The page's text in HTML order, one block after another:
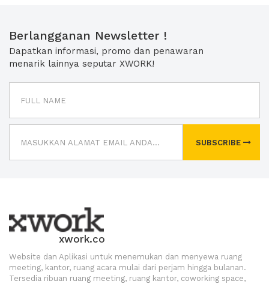
Berlangganan Newsletter !
Dapatkan informasi, promo dan penawaran
menarik lainnya seputar XWORK!
SUBSCRIBE
xwork.co
Website dan Aplikasi untuk menemukan dan menyewa ruang
meeting, kantor, ruang acara mulai dari perjam hingga bulanan.
Tersedia ribuan ruang meeting, ruang kantor, coworking space,